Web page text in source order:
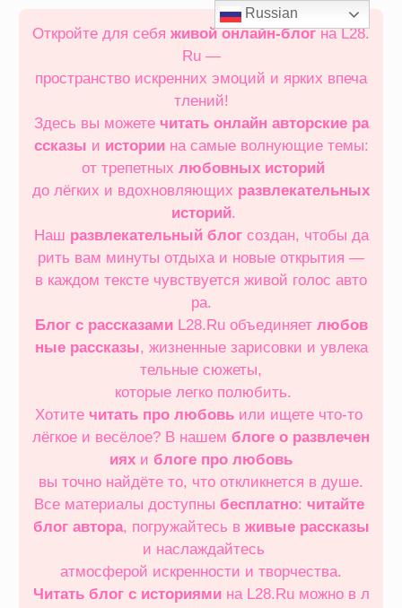
Откройте для себя живой онлайн‑блогна L28.
Ru —
пространство искренних эмоций и ярких впеча
тлений!
Здесь вы можете читать онлайн авторские ра
ссказы и историина самые волнующие темы:
от трепетных любовных историй
до лёгких и вдохновляющих развлекательных
историй.
Наш развлекательный блогсоздан, чтобы да
рить вам минуты отдыха и новые открытия —
в каждом тексте чувствуется живой голос авто
ра.
Блог с рассказамиL28.Ru объединяет любов
ные рассказы, жизненные зарисовки и увлека
тельные сюжеты,
которые легко полюбить.
Хотите читать про любовь или ищете что‑то
лёгкое и весёлое? В нашем блоге о развлечен
иях и блоге про любовь
вы точно найдёте то, что откликнется в душе.
Все материалы доступны бесплатно: читайте
блог автора, погружайтесь в живые рассказы
и наслаждайтесь
атмосферой искренности и творчества.
Читать блог с историямина L28.Ru можно в л
Russian